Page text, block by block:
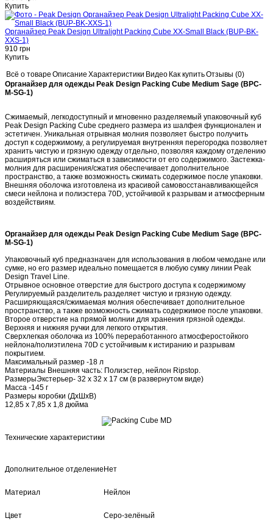
Купить
Органайзер Peak Design Ultralight Packing Cube XX-Small Black (BUP-BK-
XXS-1)
910 грн
Купить
Всё о товаре Описание Характеристики Видео Как купитьОтзывы (0)
Органайзер для одежды Peak Design Packing Cube Medium Sage (BPC-
M-SG-1)
Сжимаемый, легкодоступный и мгновенно разделяемый упаковочный куб
Peak Design Packing Cube среднего размера из шалфея функционален и
эстетичен. Уникальная отрывная молния позволяет быстро получить
доступ к содержимому, а регулируемая внутренняя перегородка позволяет
хранить чистую и грязную одежду отдельно, позволяя каждому отделению
расширяться или сжиматься в зависимости от его содержимого. Застежка-
молния для расширения/сжатия обеспечивает дополнительное
пространство, а также возможность сжимать содержимое после упаковки.
Внешняя оболочка изготовлена ​​из красивой самовосстанавливающейся
смеси нейлона и полиэстера 70D, устойчивой к разрывам и атмосферным
воздействиям.
Органайзер для одежды Peak Design Packing Cube Medium Sage (BPC-
M-SG-1)
Упаковочный куб предназначен для использования в любом чемодане или
сумке, но его размер идеально помещается в любую сумку линии Peak
Design Travel Line.
Отрывное основное отверстие для быстрого доступа к содержимому
Регулируемый разделитель разделяет чистую и грязную одежду.
Расширяющаяся/сжимаемая молния обеспечивает дополнительное
пространство, а также возможность сжимать содержимое после упаковки.
Второе отверстие на прямой молнии для хранения грязной одежды.
Верхняя и нижняя ручки для легкого открытия.
Сверхлегкая оболочка из 100% переработанного атмосферостойкого
нейлона/полиэтилена 70D с устойчивым к истиранию и разрывам
покрытием.
Максимальный размер -18 л
Материалы Внешняя часть: Полиэстер, нейлон Ripstop.
РазмерыЭкстерьер- 32 x 32 x 17 см (в развернутом виде)
Масса -145 г
Размеры коробки (ДxШxВ)
12,85 х 7,85 х 1,8 дюйма
Технические характеристики
Дополнительное отделение Нет
Материал Нейлон
Цвет Серо-зелёный
Штативные головки
Sachtler Weifeng Benro Штативы Benro Моноподы Benro Головки и площадки
Benro Аксессуары
Сумки, рюкзаки, ремни
Billingham Hadley Eventer Thomas Brief Case Overnighter Weekender Greg
Williams
Midnight
Lowepro
Nova Photo ActivePhoto Hatchback Photo Sport Powder Pro Tactic
Pro Trekker
RunAbout Slingshot Streetline Tahoe Toploader Trekker Lite Truckee
Whistler Peak Design Рюкзаки Сумки Ремень Крепления. Аксессуары
Manfrotto
Графические планшеты
Планшеты
Аксессуары для графических планшетов
Карты памяти
SanDisk SD CFexpress
Kingston SONY Transcend
SD Compact Flash CF
Квадрокоптеры и дроны
AUTEL EVO Аксессуары
Yuneec Квадрокоптери, дрони
Аксессуари для квадрокоптеров
Аксессуары для квадрокоптеров
Студийный свет
Оптические насадки Софтбоксы Радиосинхронизаторы Фотозонты
Отражатели
соединительные кабеля Студийный свет HENSEL Студийные комплекты
Софтбоксы Студийные вспышки Рефлекторы Генераторы HENSEL
Фотозонты Радиосинхронизаторы и ДУ
Стойки журавль Стойки Студийный свет GODOX Наборы студийного света
Софтбоксы LED свет Студийные вспышкиСинхронизаторыСтудийный свет
Aputure Софтбоксы Студийный свет Студийный свет TOLIFO
Моноблоки TOLIFO Постоянный свет TOLIFO Кольцевой свет TOLIFO
Аккумуляторы и зарядные устройства TOLIFO Аксессуары для фотостудий
ManfrottoAvengerPowerPlant Измерительное оборудование Sekonic
Сертификаты
SALE
Студийный свет
Novoflex Штативы TrioPod Аксессуары TrioPod
Шаровые головы Видео головы Платформы QuadroPod Ноги QuadroPod
Аксессуары QuadroPod Съемные платформы
Быстросъемные площадки
видеосъемки ZACUTO Комплекты для DSLR
Комплекты для Canon C300 / RED